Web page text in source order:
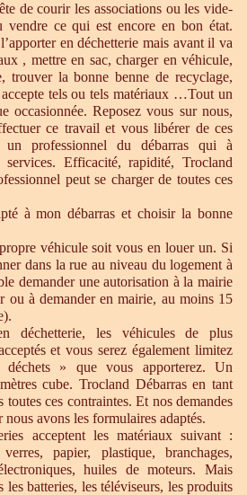
de courir les associations ou les vide-
vendre ce qui est encore en bon état.
en déchetterie mais avant il va
, mettre en sac, charger en véhicule,
trouver la bonne benne de recyclage,
tels ou tels matériaux …Tout un
occasionnée. Reposez vous sur nous,
ce travail et vous libérer de ces
un professionnel du débarras qui à
Efficacité, rapidité, Trocland
peut se charger de toutes ces
à mon débarras et choisir la bonne
véhicule soit vous en louer un. Si
dans la rue au niveau du logement à
demander une autorisation à la mairie
ou à demander en mairie, au moins 15
déchetterie, les véhicules de plus
et vous serez également limitez
» que vous apporterez. Un
cube. Trocland Débarras en tant
toutes ces contraintes. Et nos demandes
avons les formulaires adaptés.
acceptent les matériaux suivant :
papier, plastique, branchages,
huiles de moteurs. Mais
les batteries, les téléviseurs, les produits